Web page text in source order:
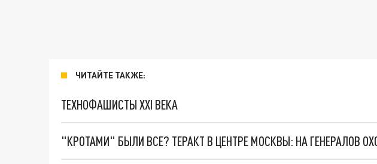
ЧИТАЙТЕ ТАКЖЕ:
ТЕХНОФАШИСТЫ XXI ВЕКА
"КРОТАМИ" БЫЛИ ВСЕ? ТЕРАКТ В ЦЕНТРЕ МОСКВЫ: НА ГЕНЕРАЛОВ